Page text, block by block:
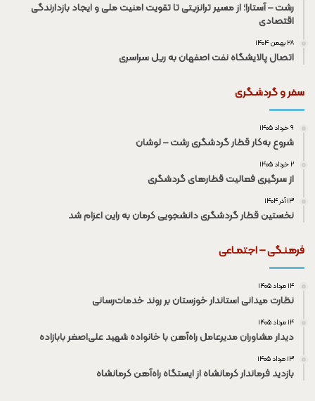
رشت – آستارا؛ از مسیر ترانزیتی تا تقویت امنیت ملی و ایجاد بازدارندگی
اقتصادی
۲۸ بهمن ۱۴۰۴
اتصال پالایشگاه نفت اصفهان به ریل سراسری
سفر و گردشـگری
۹ خرداد ۱۴۰۵
شروع به‌کار قطار گردشگری رشت – لوشان
۲ خرداد ۱۴۰۵
از سرگیری فعالیت قطار‌های گردشگری
۱۳ آذر ۱۴۰۴
نخستین قطار گردشگری دانشجویی کرمان به راین اعزام شد
فرهنـگی – اجتمـاعی
۱۴ مرداد ۱۴۰۵
نظارت میدانی استاندار خوزستان بر روند خدمات‌رسانی
۱۴ مرداد ۱۴۰۵
دیدار مشاوران مدیرعامل راه‌آهن با خانواده شهید علی‌اصغر بابازاده
۱۳ مرداد ۱۴۰۵
بازدید فرماندار کرمانشاه از ایستگاه راه‌آهن کرمانشاه